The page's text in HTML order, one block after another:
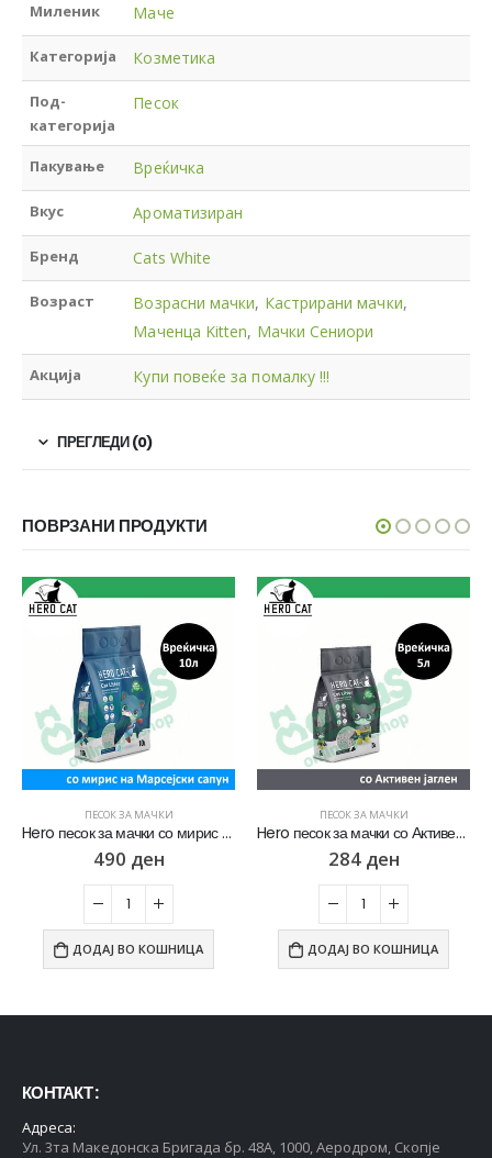
Миленик Маче
Категорија Козметика
Под-
категорија
Песок
Пакување Вреќичка
Вкус Ароматизиран
Бренд Cats White
Возраст Возрасни мачки, Кастрирани мачки,
Маченца Kitten, Мачки Сениори
Акција Купи повеќе за помалку !!!
ПРЕГЛЕДИ (0)
ПОВРЗАНИ ПРОДУКТИ
ПЕСОК ЗА МАЧКИ
Hero песок за мачки со мирис на Марсејски сапун [Вреќичка 10Л]
490 ден
ДОДАЈ ВО КОШНИЦА
ПЕСОК ЗА МАЧКИ
Hero песок за мачки со Активен јаглен [Вреќичка 5Л]
284 ден
ДОДАЈ ВО КОШНИЦА
КОНТАКТ :
Адреса:
Ул. 3та Македонска Бригада бр. 48А, 1000, Аеродром, Скопје